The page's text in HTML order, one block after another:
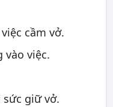
cầm vở.
vào việc.
sức giữ vở.